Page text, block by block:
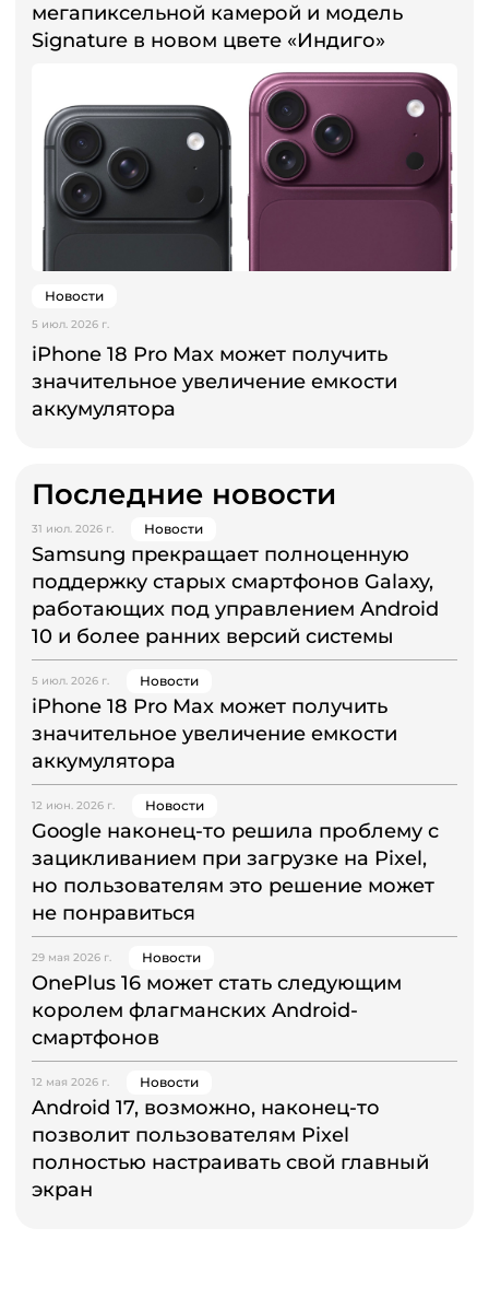
мегапиксельной камерой и модель
Signature в новом цвете «Индиго»
Новости
5 июл. 2026 г.
iPhone 18 Pro Max может получить
значительное увеличение емкости
аккумулятора
Последние новости
31 июл. 2026 г. Новости
Samsung прекращает полноценную
поддержку старых смартфонов Galaxy,
работающих под управлением Android
10 и более ранних версий системы
5 июл. 2026 г. Новости
iPhone 18 Pro Max может получить
значительное увеличение емкости
аккумулятора
12 июн. 2026 г. Новости
Google наконец-то решила проблему с
зацикливанием при загрузке на Pixel,
но пользователям это решение может
не понравиться
29 мая 2026 г. Новости
OnePlus 16 может стать следующим
королем флагманских Android-
смартфонов
12 мая 2026 г. Новости
Android 17, возможно, наконец-то
позволит пользователям Pixel
полностью настраивать свой главный
экран